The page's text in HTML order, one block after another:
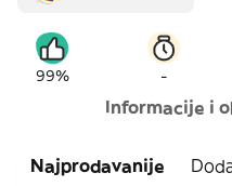
99% -
Informacije i
Najprodavanije